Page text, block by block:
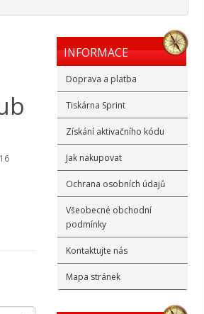
INFORMACE
Doprava a platba
Tiskárna Sprint
Získání aktivačního kódu
Jak nakupovat
Ochrana osobních údajů
Všeobecné obchodní
podmínky
Kontaktujte nás
Mapa stránek